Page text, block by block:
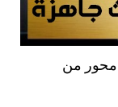
محور من